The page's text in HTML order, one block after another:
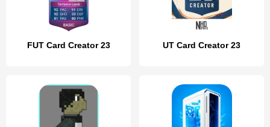
FUT Card Creator 23 UT Card Creator 23